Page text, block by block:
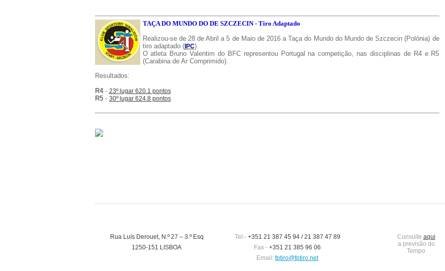
TAÇA DO MUNDO DO DE SZCZECIN - Tiro Adaptado
Realizou-se de 28 de Abril a 5 de Maio de 2016 a Taça do Mundo do Mundo de Szczecin (Polónia) de
tiro adaptado (IPC).
O atleta Bruno Valentim do BFC representou Portugal na competição, nas disciplinas de R4 e R5
(Carabina de Ar Comprimido).
Resultados:
R4- 23º lugar 620.1 pontos
R5- 30º lugar 624.8 pontos
Rua Luís Derouet, N.º 27 – 3.º Esq
1250-151 LISBOA
Tel.-+351 21 387 45 94 / 21 387 47 89
Fax - +351 21 385 96 06
Email: fptiro@fptiro.net
Consulte aqui
a previsão do
Tempo